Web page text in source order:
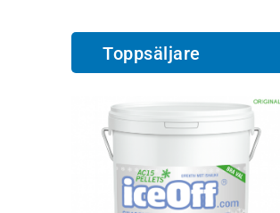
Toppsäljare